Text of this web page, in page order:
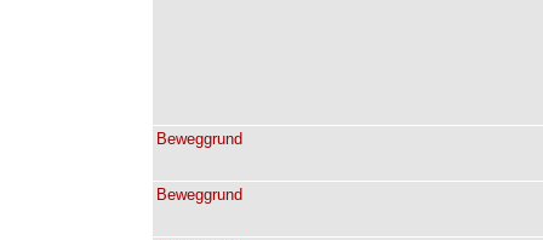
Beweggrund
Beweggrund